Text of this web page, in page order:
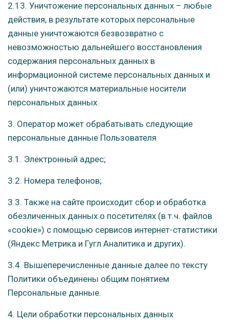
2.13. Уничтожение персональных данных – любые
действия, в результате которых персональные
данные уничтожаются безвозвратно с
невозможностью дальнейшего восстановления
содержания персональных данных в
информационной системе персональных данных и
(или) уничтожаются материальные носители
персональных данных.
3. Оператор может обрабатывать следующие
персональные данные Пользователя
3.1. Электронный адрес;
3.2. Номера телефонов;
3.3. Также на сайте происходит сбор и обработка
обезличенных данных о посетителях (в т.ч. файлов
«cookie») с помощью сервисов интернет-статистики
(Яндекс Метрика и Гугл Аналитика и других).
3.4. Вышеперечисленные данные далее по тексту
Политики объединены общим понятием
Персональные данные.
4. Цели обработки персональных данных